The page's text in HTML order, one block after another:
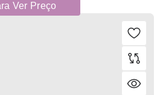
Ver Preço